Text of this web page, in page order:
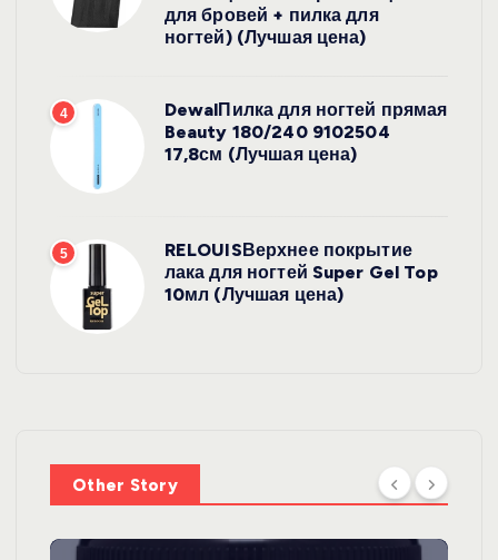
для бровей + пилка для
ногтей) (Лучшая цена)
4
DewalПилка для ногтей прямая
Beauty 180/240 9102504
17,8см (Лучшая цена)
5
RELOUISВерхнее покрытие
лака для ногтей Super Gel Top
10мл (Лучшая цена)
Other Story